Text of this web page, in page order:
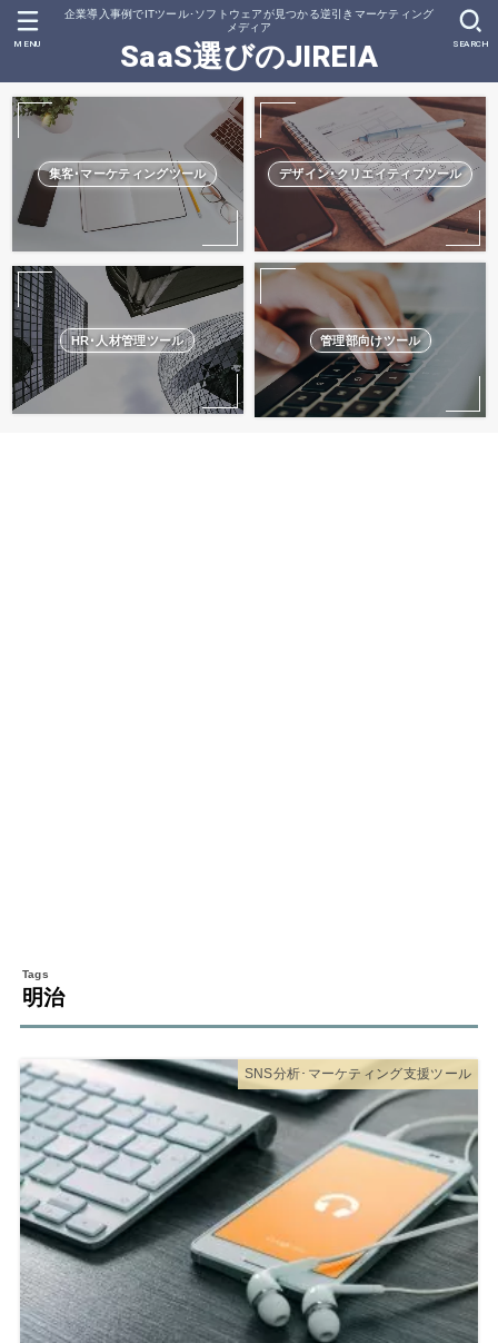
企業導入事例でITツール･ソフトウェアが見つかる逆引きマーケティング
メディア
SaaS選びのJIREIA SEARCH
MENU
集客･マーケティングツール デザイン･クリエイティブツール
HR･人材管理ツール 管理部向けツール
明治
SNS分析･マーケティング支援ツール